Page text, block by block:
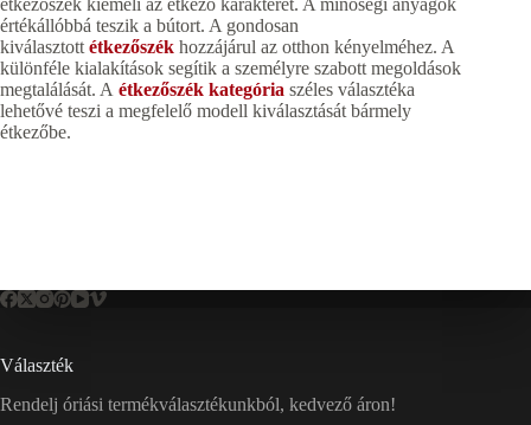
értékállóbbá teszik a bútort. A gondosan
kiválasztott étkezőszék hozzájárul az otthon kényelméhez. A
különféle kialakítások segítik a személyre szabott megoldások
megtalálását. A étkezőszék kategória széles választéka
lehetővé teszi a megfelelő modell kiválasztását bármely
étkezőbe.
Választék
Rendelj óriási termékválasztékunkból, kedvező áron!